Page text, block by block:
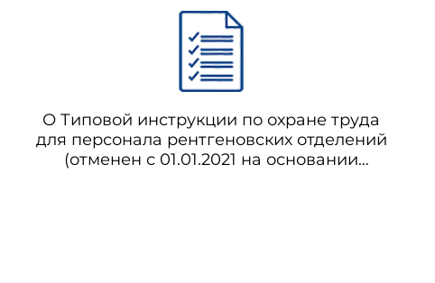
О Типовой инструкции по охране труда
для персонала рентгеновских отделений
(отменен с 01.01.2021 на основании